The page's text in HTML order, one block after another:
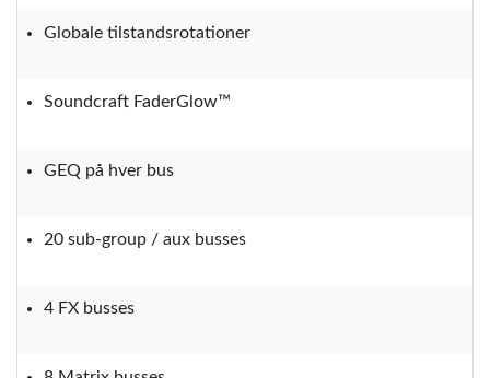
Globale tilstandsrotationer
Soundcraft FaderGlow™
GEQ på hver bus
20 sub-group / aux busses
4 FX busses